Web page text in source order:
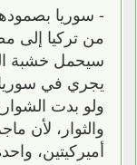
- سوريا
من تركيا إلى
سيحمل خشبة
يجري في
ولو بدت
والثوار، لأن
أميركيتين،